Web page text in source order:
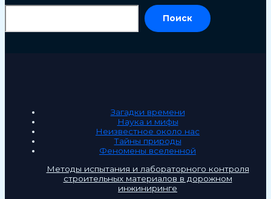
Поиск
Загадки времени
Наука и мифы
Неизвестное около нас
Тайны природы
Феномены вселенной
Методы испытания и лабораторного контроля
строительных материалов в дорожном
инжиниринге